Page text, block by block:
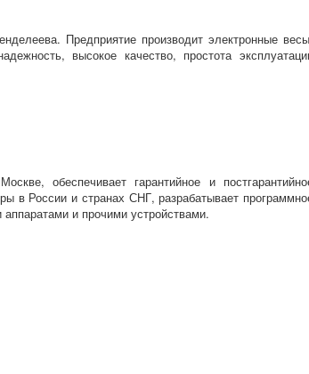
Предприятие производит электронные
высокое качество, простота
обеспечивает гарантийное и
в России и странах СНГ, разрабатывает
и прочими устройствами.